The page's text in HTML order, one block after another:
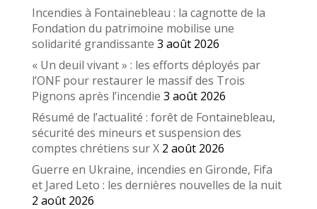
Incendies à Fontainebleau : la cagnotte de la
Fondation du patrimoine mobilise une
solidarité grandissante 3 août 2026
« Un deuil vivant » : les efforts déployés par
l’ONF pour restaurer le massif des Trois
Pignons après l’incendie 3 août 2026
Résumé de l’actualité : forêt de Fontainebleau,
sécurité des mineurs et suspension des
comptes chrétiens sur X 2 août 2026
Guerre en Ukraine, incendies en Gironde, Fifa
et Jared Leto : les dernières nouvelles de la nuit
2 août 2026